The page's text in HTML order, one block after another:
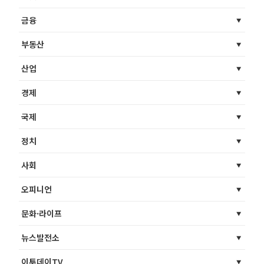
금융
부동산
산업
경제
국제
정치
사회
오피니언
문화·라이프
뉴스발전소